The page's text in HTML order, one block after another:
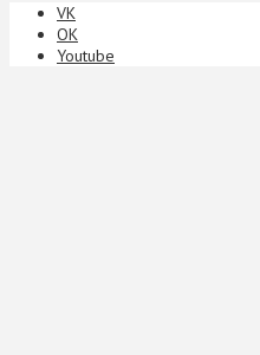
VK
ОК
Youtube